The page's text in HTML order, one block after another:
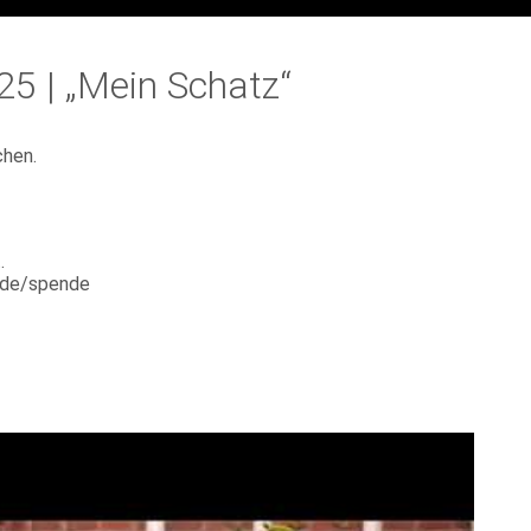
| „Mein Schatz“
spende